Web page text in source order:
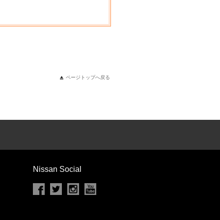
ページトップへ戻る
Nissan Social